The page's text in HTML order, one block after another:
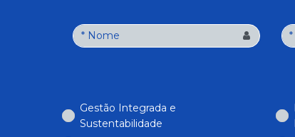
Gestão Integrada e
Sustentabilidade